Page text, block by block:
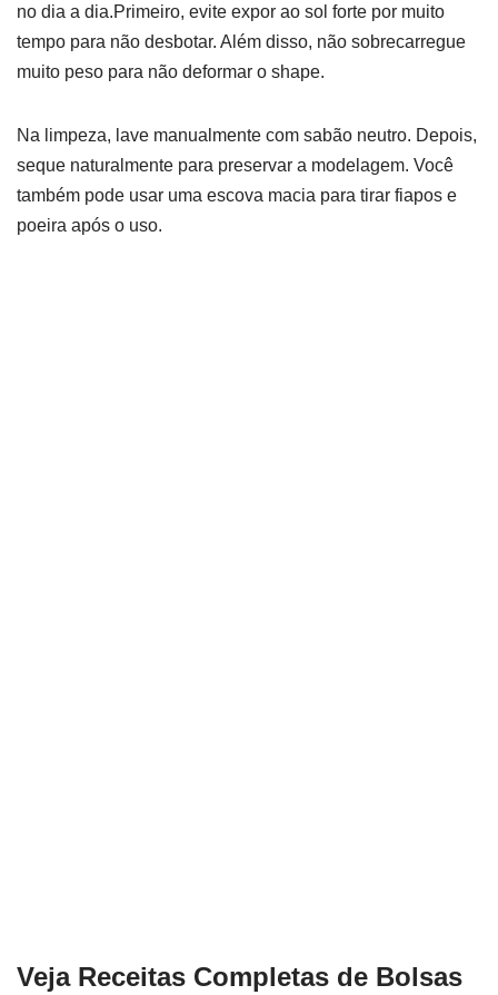
no dia a dia.Primeiro, evite expor ao sol forte por muito
tempo para não desbotar. Além disso, não sobrecarregue
muito peso para não deformar o shape.
Na limpeza, lave manualmente com sabão neutro. Depois,
seque naturalmente para preservar a modelagem. Você
também pode usar uma escova macia para tirar fiapos e
poeira após o uso.
Veja Receitas Completas de Bolsas